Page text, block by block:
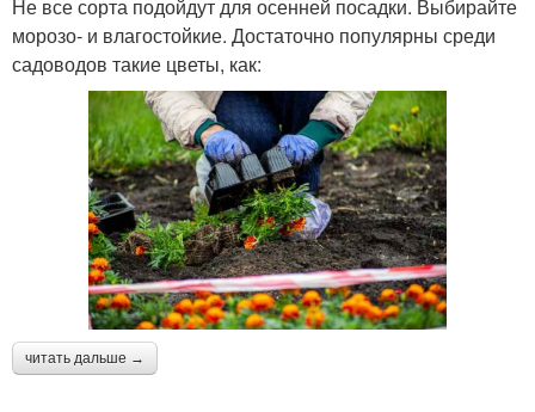
Не все сорта подойдут для осенней посадки. Выбирайте
морозо- и влагостойкие. Достаточно популярны среди
садоводов такие цветы, как:
читать дальше →